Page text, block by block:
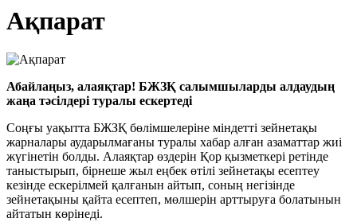
Ақпарат
Абайлаңыз, алаяқтар! БЖЗҚ салымшыларды алдаудың
жаңа тәсілдері туралы ескертеді
Соңғы уақытта БЖЗҚ бөлімшелеріне міндетті зейнетақы
жарналары аударылмағаны туралы хабар алған азаматтар жиі
жүгінетін болды. Алаяқтар өздерін Қор қызметкері ретінде
таныстырып, бірнеше жыл еңбек өтілі зейнетақы есептеу
кезінде ескерілмей қалғанын айтып, соның негізінде
зейнетақыны қайта есептеп, мөлшерін арттыруға болатынын
айтатын көрінеді.